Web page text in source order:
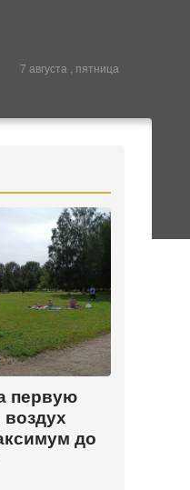
7 августа , пятница
первую
до